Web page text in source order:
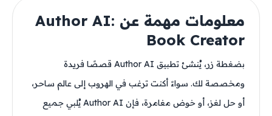
معلومات مهمة عن Author AI:
Book Creator
بضغطة زر، يُنشئ تطبيق Author AI قصصًا فريدة
ومخصصة لك. سواءً أكنت ترغب في الهروب إلى عالم ساحر،
أو حل لغز، أو خوض مغامرة، فإن Author AI يُلبي جميع